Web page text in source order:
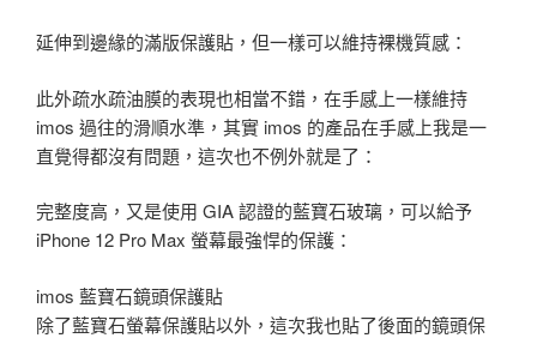
延伸到邊緣的滿版保護貼，但一樣可以維持裸機質感：
此外疏水疏油膜的表現也相當不錯，在手感上一樣維持
imos 過往的滑順水準，其實 imos 的產品在手感上我是一
直覺得都沒有問題，這次也不例外就是了：
完整度高，又是使用 GIA 認證的藍寶石玻璃，可以給予
iPhone 12 Pro Max 螢幕最強悍的保護：
imos 藍寶石鏡頭保護貼
除了藍寶石螢幕保護貼以外，這次我也貼了後面的鏡頭保